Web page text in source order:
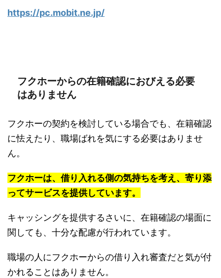
https://pc.mobit.ne.jp/
フクホーからの在籍確認におびえる必要
はありません
フクホーの契約を検討している場合でも、在籍確認
に怯えたり、職場ばれを気にする必要はありませ
ん。
フクホーは、借り入れる側の気持ちを考え、寄り添
ってサービスを提供しています。
キャッシングを提供するさいに、在籍確認の場面に
関しても、十分な配慮が行われています。
職場の人にフクホーからの借り入れ審査だと気が付
かれることはありません。